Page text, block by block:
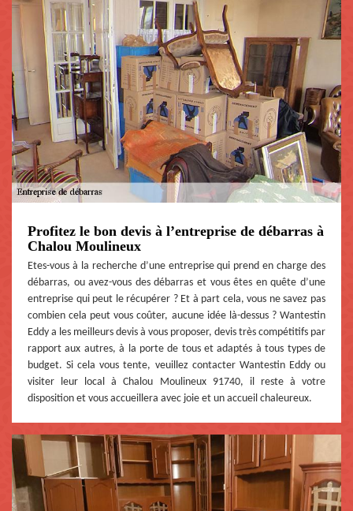
Profitez le bon devis à l’entreprise de débarras à
Chalou Moulineux
Etes-vous à la recherche d’une entreprise qui prend en charge des
débarras, ou avez-vous des débarras et vous êtes en quête d’une
entreprise qui peut le récupérer ? Et à part cela, vous ne savez pas
combien cela peut vous coûter, aucune idée là-dessus ? Wantestin
Eddy a les meilleurs devis à vous proposer, devis très compétitifs par
rapport aux autres, à la porte de tous et adaptés à tous types de
budget. Si cela vous tente, veuillez contacter Wantestin Eddy ou
visiter leur local à Chalou Moulineux 91740, il reste à votre
disposition et vous accueillera avec joie et un accueil chaleureux.